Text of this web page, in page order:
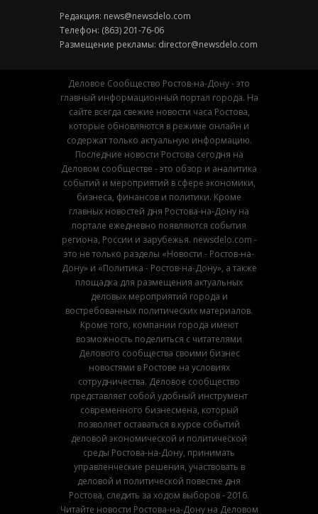
Редакция: news@newsdelo.com
Телефон: (863) 201-76-06
Размещение рекламы: director@newsdelo.com
Деловое Сообщество Ростов-на-Дону - это
главный информационный портал города. На
сайте всегда свежие новости часа Ростова,
которые обновляются в режиме онлайн и
содержат только актуальную информацию.
Последние новости Ростова сегодня на
Деловом сообществе - это обзор и аналитика
событий и мероприятий в сфере экономики,
бизнеса, финансов и политики. Кроме
главных новостей дня Ростова-на-Дону на
портале ежедневно появляются события
региона, России и зарубежья. newsdelo.com -
это не только разделы «Новости - Ростов-на-
Дону» и «Политика - Ростов-на-Дону», а также
площадка для размещения актуальных
деловых мероприятий города и
востребованных политических материалов.
Кроме того, компании города имеют
возможность поделиться с читателями
Делового сообщества своими бизнес
новостями в Ростове на условиях
сотрудничества. Деловое сообщество
представляет собой удобный инструмент
современного бизнесмена, который
позволяет оставаться в курсе событий
деловой экономической и политической
среды Ростова-на-Дону, принимать
управленческие решения, участвовать в
деловой и политической повестке дня
Ростова, следить за ходом выборов - 2016.
Читайте новости Ростова-на-Дону на Деловом